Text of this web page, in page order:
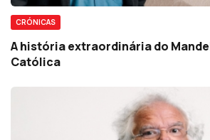
CRÓNICAS
A história extraordinária do
Católica